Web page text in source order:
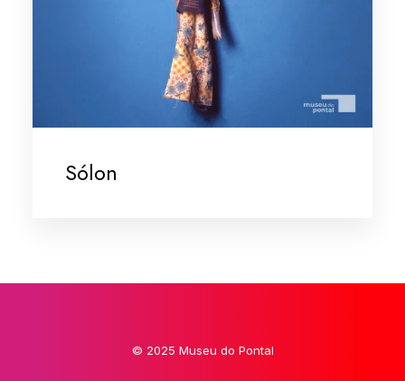
Sólon
© 2025 Museu do Pontal